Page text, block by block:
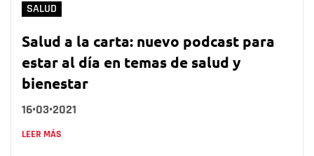
SALUD
Salud a la carta: nuevo podcast para
estar al día en temas de salud y
bienestar
16•03•2021
LEER MÁS